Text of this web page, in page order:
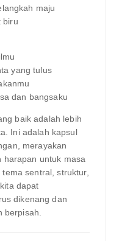
maju
biru
yang tulus
dan bangsaku
baik adalah lebih
Ini adalah kapsul
merayakan
harapan untuk masa
sentral, struktur,
dapat
dikenang dan
berpisah.